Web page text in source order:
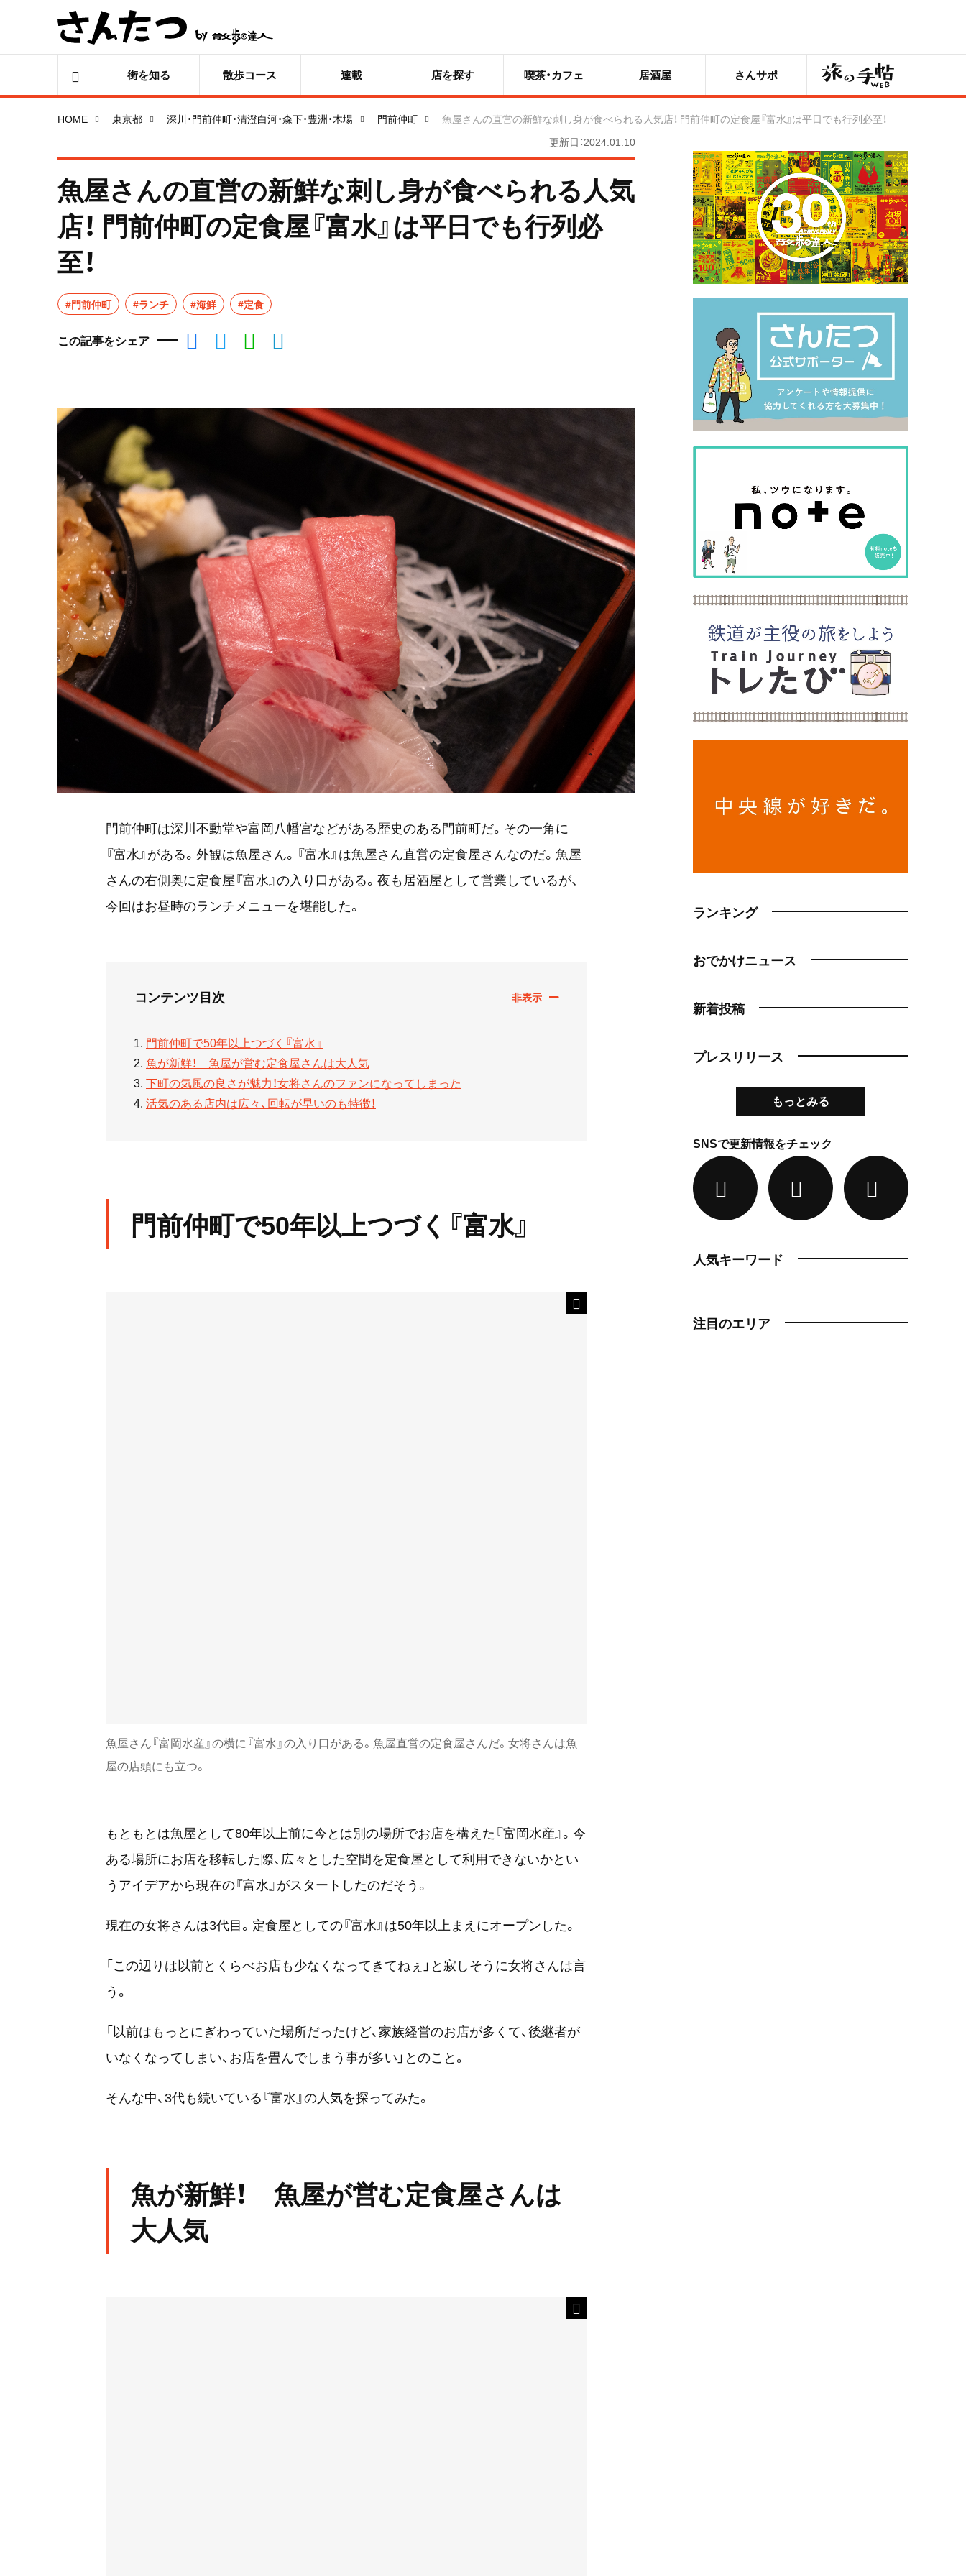
街を知る 散歩コース 連載 店を探す 喫茶・カフェ 居酒屋 さんサポ 旅の手帖
HOME 東京都 深川・門前仲町・清澄白河・森下・豊洲・木場 門前仲町
魚屋さんの直営の新鮮な刺し身が食べられる人気店！ 門前仲町の定食屋『富水』は平日でも行列必至！
更新日：2024.01.10
魚屋さんの直営の新鮮な刺し身が食べられる人気
店！ 門前仲町の定食屋『富水』は平日でも行列必
至！
#門前仲町 #ランチ #海鮮 #定食
この記事をシェア
門前仲町は深川不動堂や富岡八幡宮などがある歴史のある門前町だ。その一角に
『富水』がある。外観は魚屋さん。『富水』は魚屋さん直営の定食屋さんなのだ。魚屋
さんの右側奥に定食屋『富水』の入り口がある。夜も居酒屋として営業しているが、
今回はお昼時のランチメニューを堪能した。
コンテンツ目次
門前仲町で50年以上つづく『富水』
魚が新鮮！ 魚屋が営む定食屋さんは大人気
下町の気風の良さが魅力！女将さんのファンになってしまった
活気のある店内は広々、回転が早いのも特徴！
門前仲町で50年以上つづく『富水』
魚屋さん『富岡水産』の横に『富水』の入り口がある。魚屋直営の定食屋さんだ。女将さんは魚
屋の店頭にも立つ。
もともとは魚屋として80年以上前に今とは別の場所でお店を構えた『富岡水産』。今
ある場所にお店を移転した際、広々とした空間を定食屋として利用できないかとい
うアイデアから現在の『富水』がスタートしたのだそう。
現在の女将さんは3代目。定食屋としての『富水』は50年以上まえにオープンした。
「この辺りは以前とくらべお店も少なくなってきてねぇ」と寂しそうに女将さんは言
う。
「以前はもっとにぎわっていた場所だったけど、家族経営のお店が多くて、後継者が
いなくなってしまい、お店を畳んでしまう事が多い」とのこと。
そんな中、3代も続いている『富水』の人気を探ってみた。
魚が新鮮！ 魚屋が営む定食屋さんは
大人気
ランキング
おでかけニュース
新着投稿
プレスリリース
もっとみる
SNSで更新情報をチェック
人気キーワード
注目のエリア